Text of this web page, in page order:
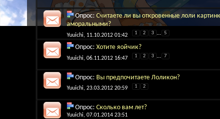
Опрос: Считаете ли вы откровенные лоли
аморальными?
Yuuichi, 11.10.2012 01:42 1 2 3 ... 5
Опрос: Хотите яойчик?
Yuuichi, 06.11.2012 16:47 1 2 3 ... 7
Опрос: Вы предпочитаете Лоликон?
Yuuichi, 23.03.2012 20:59 1 2
Опрос: Сколько вам лет?
Yuuichi, 07.01.2014 23:51